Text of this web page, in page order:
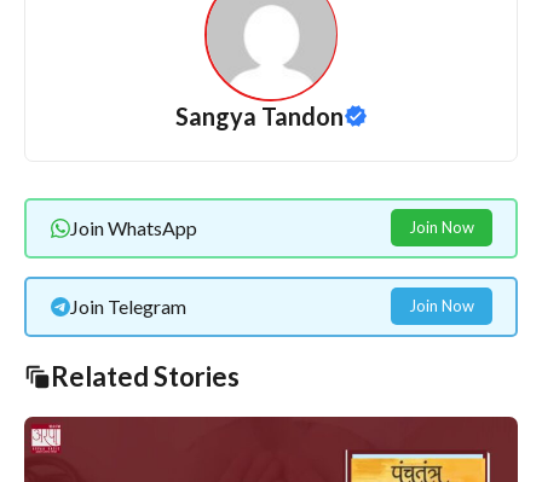
Sangya Tandon
Join WhatsApp Join Now
Join Telegram Join Now
Related Stories